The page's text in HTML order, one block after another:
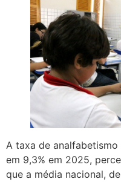
A taxa de
em 9,3% em 2025,
que a média nacional,